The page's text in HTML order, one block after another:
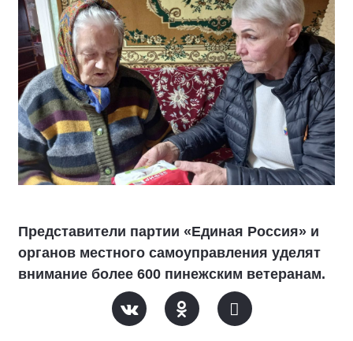
Представители партии «Единая Россия» и
органов местного самоуправления уделят
внимание более 600 пинежским ветеранам.